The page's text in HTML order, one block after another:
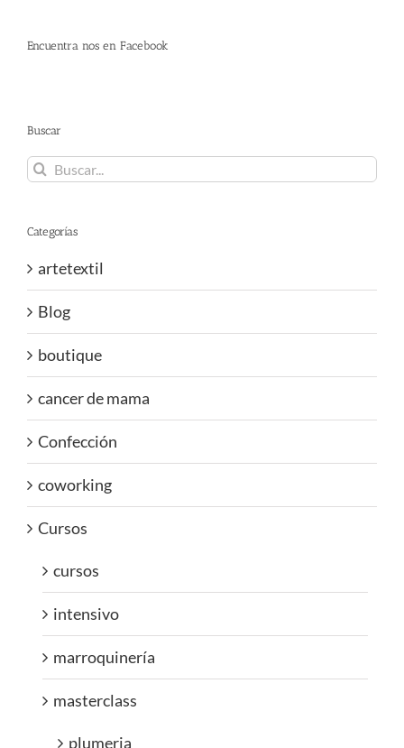
Encuentra nos en Facebook
Buscar
Buscar:
Categorías
artetextil
Blog
boutique
cancer de mama
Confección
coworking
Cursos
cursos
intensivo
marroquinería
masterclass
plumeria